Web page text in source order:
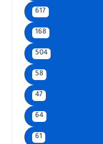
617
168
504
58
47
64
61